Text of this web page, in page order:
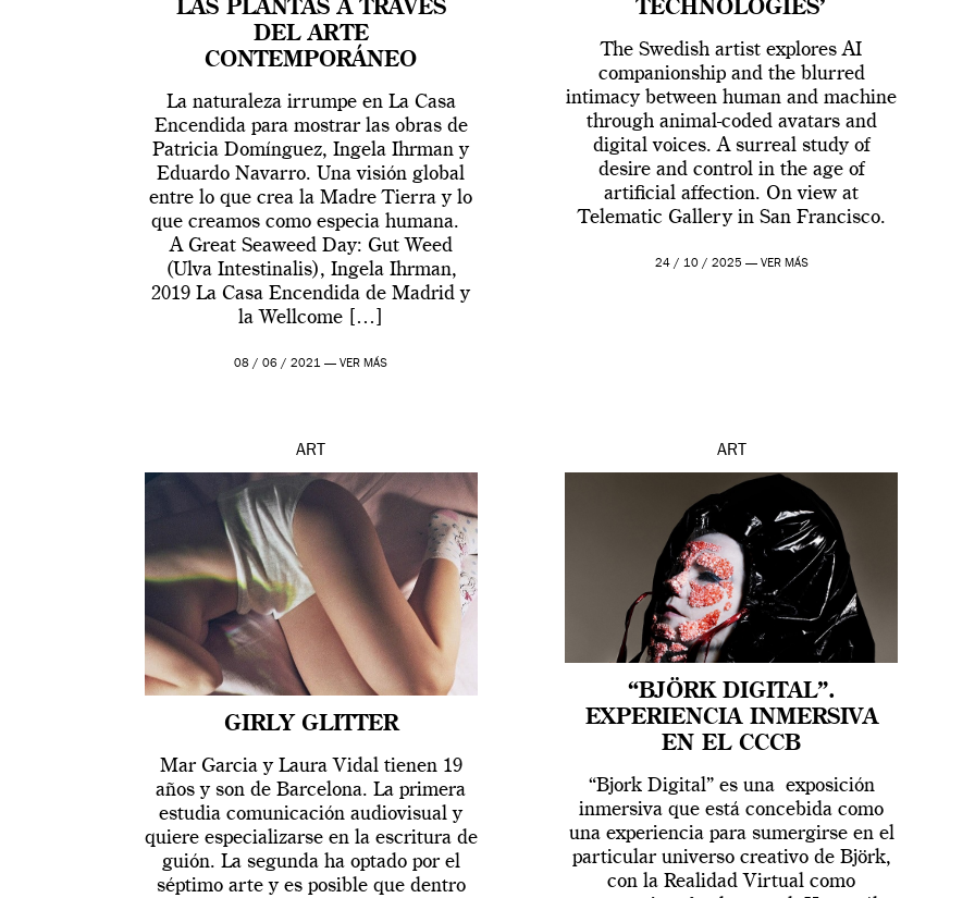
LAS PLANTAS A TRAVÉS
DEL ARTE
CONTEMPORÁNEO
La naturaleza irrumpe en La Casa
Encendida para mostrar las obras de
Patricia Domínguez, Ingela Ihrman y
Eduardo Navarro. Una visión global
entre lo que crea la Madre Tierra y lo
que creamos como especia humana.
A Great Seaweed Day: Gut Weed
(Ulva Intestinalis), Ingela Ihrman,
2019 La Casa Encendida de Madrid y
la Wellcome […]
08 / 06 / 2021 —VER MÁS
TECHNOLOGIES’
The Swedish artist explores AI
companionship and the blurred
intimacy between human and machine
through animal-coded avatars and
digital voices. A surreal study of
desire and control in the age of
artificial affection. On view at
Telematic Gallery in San Francisco.
24 / 10 / 2025 — VER MÁS
ART
GIRLY GLITTER
Mar Garcia y Laura Vidal tienen 19
años y son de Barcelona. La primera
estudia comunicación audiovisual y
quiere especializarse en la escritura de
guión. La segunda ha optado por el
séptimo arte y es posible que dentro
ART
“BJÖRK DIGITAL”.
EXPERIENCIA INMERSIVA
EN EL CCCB
“Bjork Digital” es una exposición
inmersiva que está concebida como
una experiencia para sumergirse en el
particular universo creativo de Björk,
con la Realidad Virtual como